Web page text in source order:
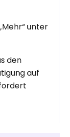
unter
den
auf